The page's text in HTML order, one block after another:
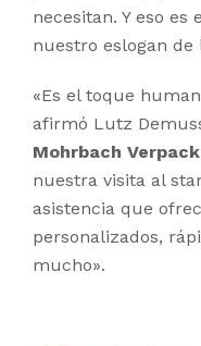
necesitan. Y eso
nuestro eslogan de
«Es el toque
afirmó Lutz
Mohrbach
nuestra visita al
asistencia que
personalizados,
mucho».